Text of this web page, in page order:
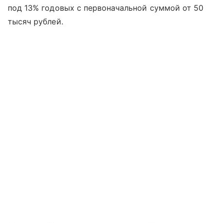
под 13% годовых с первоначальной суммой от 50
тысяч рублей.